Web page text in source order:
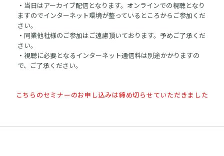
・当日はアーカイブ配信となります。オンラインでの視聴となり
ますのでインターネット環境が整っているところからご参加くだ
さい。
・同業他社様のご参加はご遠慮頂いております。予めご了承くだ
さい。
・視聴に必要となるインターネット通信料は別途かかりますの
で、ご了承ください。
こちらのセミナーのお申し込みは締め切らせていただきました